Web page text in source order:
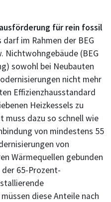
für rein fossil
darf im Rahmen der BEG
Nichtwohngebäude (BEG
sowohl bei Neubauten
nicht mehr
Effizienzhausstandard
Heizkessels zu
muss dazu so schnell wie
von mindestens 55
von
Wärmequellen gebunden
65-Prozent-
diese Anteile nach